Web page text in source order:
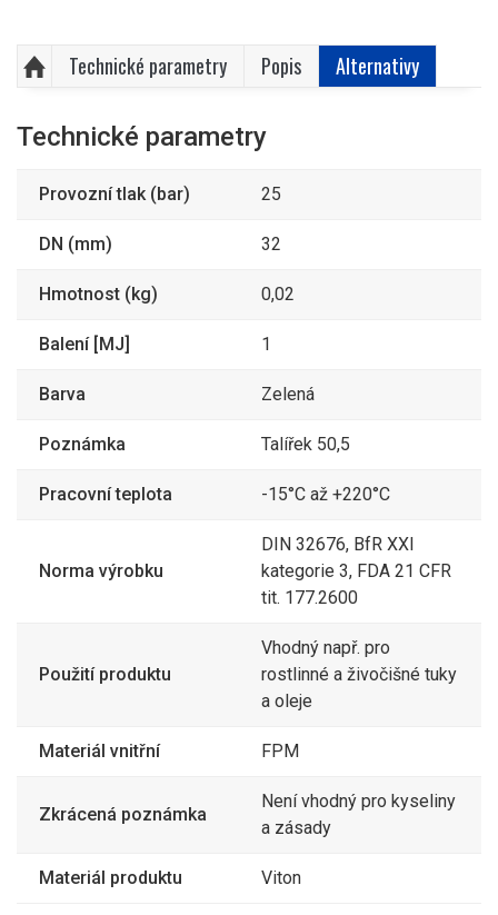
Technické parametry Popis Alternativy
Technické parametry
Provozní tlak (bar) 25
DN (mm) 32
Hmotnost (kg) 0,02
Balení [MJ] 1
Barva Zelená
Poznámka Talířek 50,5
Pracovní teplota -15°C až +220°C
Norma výrobku
DIN 32676, BfR XXI
kategorie 3, FDA 21 CFR
tit. 177.2600
Použití produktu
Vhodný např. pro
rostlinné a živočišné tuky
a oleje
Materiál vnitřní FPM
Zkrácená poznámka
Není vhodný pro kyseliny
a zásady
Materiál produktu Viton